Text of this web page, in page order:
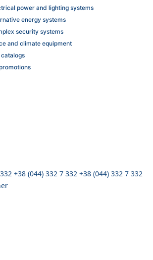
power and lighting systems
energy systems
security systems
and climate equipment
+38 (044) 332 7 332 +38 (044) 332 7 332